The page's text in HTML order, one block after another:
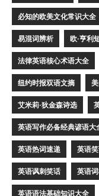
必知的欧美文化常识大全
易混词辨析 欧·亨利
法律英语核心术语大全
纽约时报双语文摘
艾米莉·狄金森诗选
英语写作必备经典谚语大
英语热词速递 英语
英语讽刺笑话 英语
英语语法基础知识大全